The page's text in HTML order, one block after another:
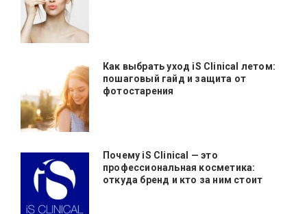
Как выбрать уход iS Clinical летом:
пошаговый гайд и защита от
фотостарения
Почему iS Clinical — это
профессиональная косметика:
откуда бренд и кто за ним стоит